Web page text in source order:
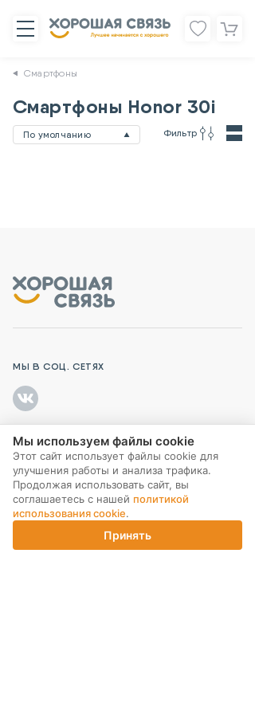
Смартфоны
Смартфоны Honor 30i
По умолчанию Фильтр
Корзина
ИНТЕРНЕТ-МАГАЗИН
МЫ В СОЦ. СЕТЯХ
ПОДПИСКА НА РАССЫЛКУ
Мы используем файлы cookie
Этот сайт использует файлы cookie для
улучшения работы и анализа трафика.
Продолжая использовать сайт, вы
соглашаетесь с нашей политикой
использования cookie.
Принять